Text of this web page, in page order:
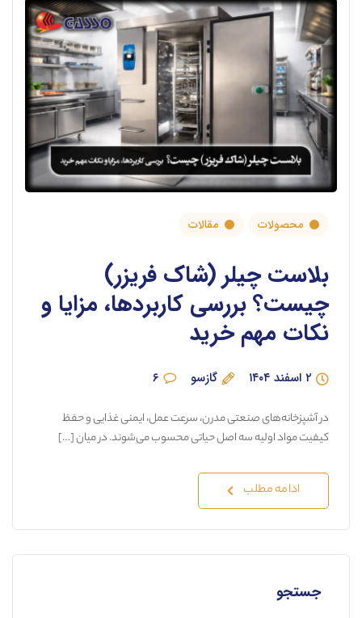
محصولات مقالات
بلاست چیلر (شاک فریزر)
چیست؟ بررسی کاربردها، مزایا و
نکات مهم خرید
۲ اسفند ۱۴۰۴ گازسو ۶
در آشپزخانه‌های صنعتی مدرن، سرعت عمل، ایمنی غذایی و حفظ
کیفیت مواد اولیه سه اصل حیاتی محسوب می‌شوند. در میان […]
ادامه مطلب
جستجو